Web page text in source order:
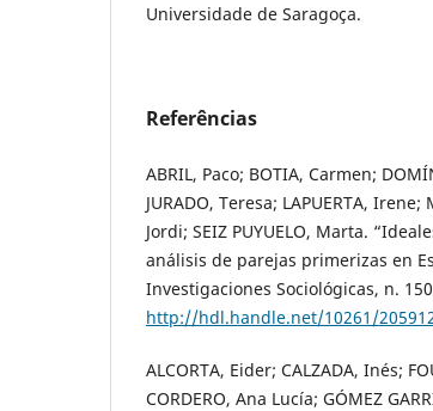
Universidade de Saragoça.
Referências
ABRIL, Paco; BOTIA, Carmen;
JURADO, Teresa; LAPUERTA, Irene;
Jordi; SEIZ PUYUELO, Marta.
análisis de parejas primerizas en
Investigaciones Sociológicas, n.
http://hdl.handle.net/10261/
ALCORTA, Eider; CALZADA, Inés;
CORDERO, Ana Lucía; GÓMEZ